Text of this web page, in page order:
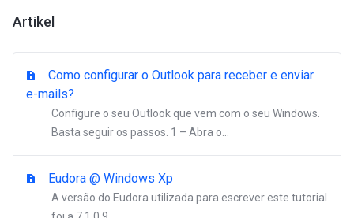
Artikel
Como configurar o Outlook para receber e enviar
e-mails?
Configure o seu Outlook que vem com o seu Windows.
Basta seguir os passos. 1 – Abra o...
Eudora @ Windows Xp
A versão do Eudora utilizada para escrever este tutorial